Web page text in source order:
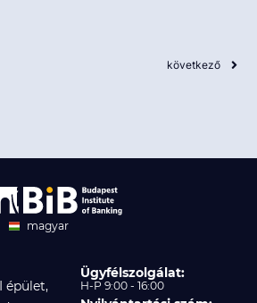
következő
magyar
épület,
Ügyfélszolgálat:
H-P 9:00 - 16:00